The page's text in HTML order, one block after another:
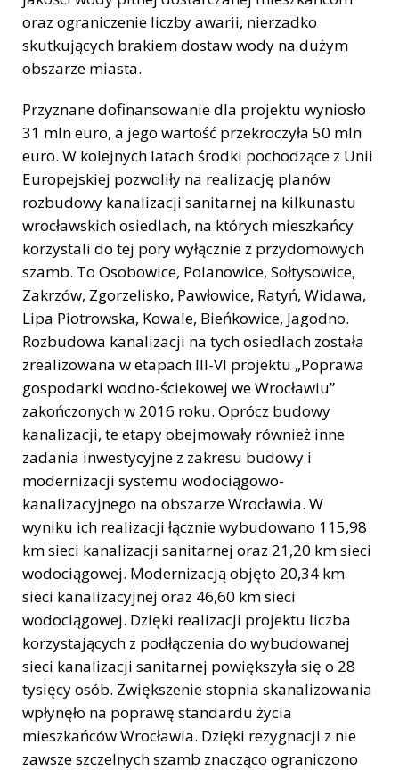
oraz ograniczenie liczby awarii, nierzadko
skutkujących brakiem dostaw wody na dużym
obszarze miasta.
Przyznane dofinansowanie dla projektu wyniosło
31 mln euro, a jego wartość przekroczyła 50 mln
euro. W kolejnych latach środki pochodzące z Unii
Europejskiej pozwoliły na realizację planów
rozbudowy kanalizacji sanitarnej na kilkunastu
wrocławskich osiedlach, na których mieszkańcy
korzystali do tej pory wyłącznie z przydomowych
szamb. To Osobowice, Polanowice, Sołtysowice,
Zakrzów, Zgorzelisko, Pawłowice, Ratyń, Widawa,
Lipa Piotrowska, Kowale, Bieńkowice, Jagodno.
Rozbudowa kanalizacji na tych osiedlach została
zrealizowana w etapach III-VI projektu „Poprawa
gospodarki wodno-ściekowej we Wrocławiu”
zakończonych w 2016 roku. Oprócz budowy
kanalizacji, te etapy obejmowały również inne
zadania inwestycyjne z zakresu budowy i
modernizacji systemu wodociągowo-
kanalizacyjnego na obszarze Wrocławia. W
wyniku ich realizacji łącznie wybudowano 115,98
km sieci kanalizacji sanitarnej oraz 21,20 km sieci
wodociągowej. Modernizacją objęto 20,34 km
sieci kanalizacyjnej oraz 46,60 km sieci
wodociągowej. Dzięki realizacji projektu liczba
korzystających z podłączenia do wybudowanej
sieci kanalizacji sanitarnej powiększyła się o 28
tysięcy osób. Zwiększenie stopnia skanalizowania
wpłynęło na poprawę standardu życia
mieszkańców Wrocławia. Dzięki rezygnacji z nie
zawsze szczelnych szamb znacząco ograniczono